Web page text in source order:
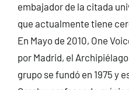
embajador de la citada
que actualmente tiene
En Mayo de 2010, One
por Madrid, el
grupo se fundó en 1975 y